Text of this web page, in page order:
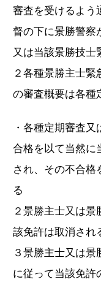
審査を受けるよう
督の下に景勝警察
又は当該景勝技士
２各種景勝主士
の審査概要は各種
・各種定期審査
合格を以て当然に
され、その不合格
る
２景勝主士又は
該免許は取消され
３景勝主士又は
に従って当該免許